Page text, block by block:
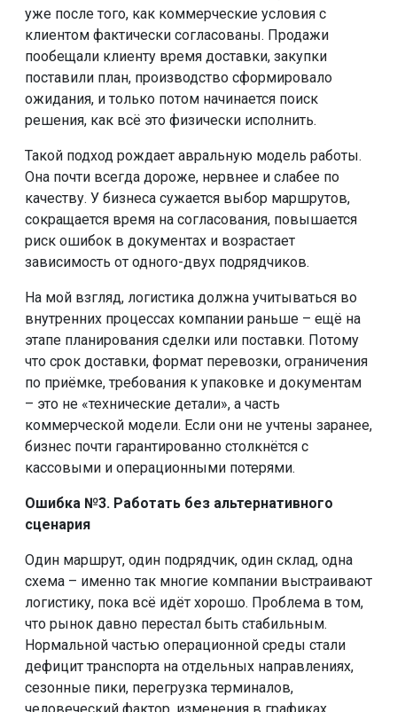
уже после того, как коммерческие условия с
клиентом фактически согласованы. Продажи
пообещали клиенту время доставки, закупки
поставили план, производство сформировало
ожидания, и только потом начинается поиск
решения, как всё это физически исполнить.
Такой подход рождает авральную модель работы.
Она почти всегда дороже, нервнее и слабее по
качеству. У бизнеса сужается выбор маршрутов,
сокращается время на согласования, повышается
риск ошибок в документах и возрастает
зависимость от одного-двух подрядчиков.
На мой взгляд, логистика должна учитываться во
внутренних процессах компании раньше – ещё на
этапе планирования сделки или поставки. Потому
что срок доставки, формат перевозки, ограничения
по приёмке, требования к упаковке и документам
– это не «технические детали», а часть
коммерческой модели. Если они не учтены заранее,
бизнес почти гарантированно столкнётся с
кассовыми и операционными потерями.
Ошибка №3. Работать без альтернативного
сценария
Один маршрут, один подрядчик, один склад, одна
схема – именно так многие компании выстраивают
логистику, пока всё идёт хорошо. Проблема в том,
что рынок давно перестал быть стабильным.
Нормальной частью операционной среды стали
дефицит транспорта на отдельных направлениях,
сезонные пики, перегрузка терминалов,